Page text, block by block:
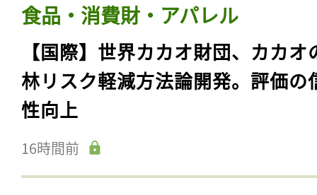
食品・消費財・アパレル
【国際】世界カカオ財団、カカオ
林リスク軽減方法論開発。評価の
性向上
16時間前